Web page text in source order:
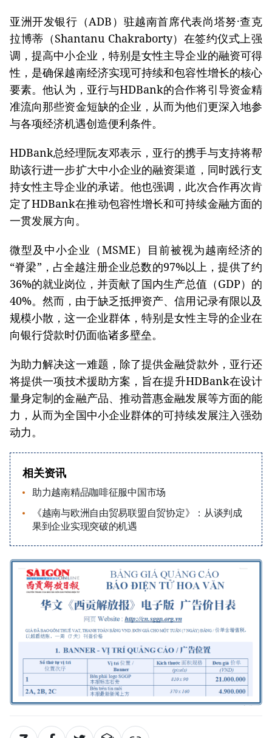
亚洲开发银行（ADB）驻越南首席代表尚塔努·查克
拉博蒂（Shantanu Chakraborty）在签约仪式上强
调，提高中小企业，特别是女性主导企业的融资可得
性，是确保越南经济实现可持续和包容性增长的核心
要素。他认为，亚行与HDBank的合作将引导资金精
准流向那些资金短缺的企业，从而为他们更深入地参
与各项经济机遇创造便利条件。
HDBank总经理阮友邓表示，亚行的携手与支持将帮
助该行进一步扩大中小企业的融资渠道，同时践行支
持女性主导企业的承诺。他也强调，此次合作再次肯
定了HDBank在推动包容性增长和可持续金融方面的
一贯发展方向。
微型及中小企业（MSME）目前被视为越南经济的
“脊梁”，占全越注册企业总数的97%以上，提供了约
36%的就业岗位，并贡献了国内生产总值（GDP）的
40%。然而，由于缺乏抵押资产、信用记录有限以及
规模小散，这一企业群体，特别是女性主导的企业在
向银行贷款时仍面临诸多壁垒。
为助力解决这一难题，除了提供金融贷款外，亚行还
将提供一项技术援助方案，旨在提升HDBank在设计
量身定制的金融产品、推动普惠金融发展等方面的能
力，从而为全国中小企业群体的可持续发展注入强劲
动力。
相关资讯
助力越南精品咖啡征服中国市场
《越南与欧洲自由贸易联盟自贸协定》：从谈判成
果到企业实现突破的机遇